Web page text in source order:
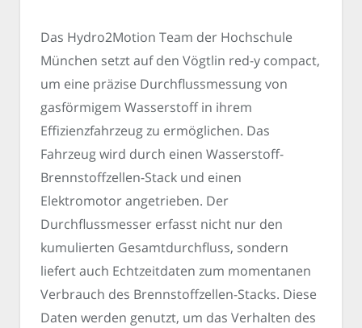
Das Hydro2Motion Team der Hochschule
München setzt auf den Vögtlin red-y compact,
um eine präzise Durchflussmessung von
gasförmigem Wasserstoff in ihrem
Effizienzfahrzeug zu ermöglichen. Das
Fahrzeug wird durch einen Wasserstoff-
Brennstoffzellen-Stack und einen
Elektromotor angetrieben. Der
Durchflussmesser erfasst nicht nur den
kumulierten Gesamtdurchfluss, sondern
liefert auch Echtzeitdaten zum momentanen
Verbrauch des Brennstoffzellen-Stacks. Diese
Daten werden genutzt, um das Verhalten des